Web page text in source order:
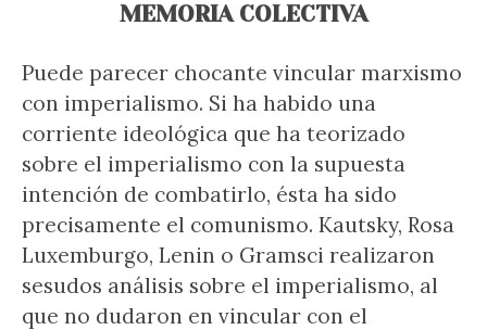
MEMORIA COLECTIVA
Puede parecer chocante vincular marxismo
con imperialismo. Si ha habido una
corriente ideológica que ha teorizado
sobre el imperialismo con la supuesta
intención de combatirlo, ésta ha sido
precisamente el comunismo. Kautsky, Rosa
Luxemburgo, Lenin o Gramsci realizaron
sesudos análisis sobre el imperialismo, al
que no dudaron en vincular con el